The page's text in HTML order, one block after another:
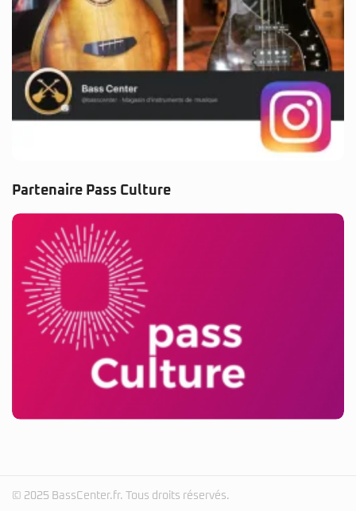
Partenaire Pass Culture
© 2025 BassCenter.fr. Tous droits réservés.